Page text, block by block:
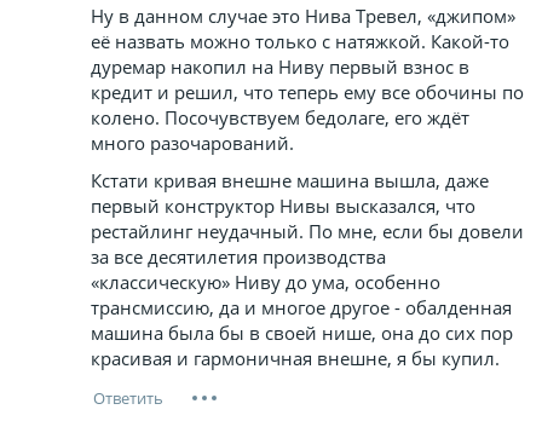
Ну в данном случае это Нива Тревел, «джипом»
её назвать можно только с натяжкой. Какой-то
дуремар накопил на Ниву первый взнос в
кредит и решил, что теперь ему все обочины по
колено. Посочувствуем бедолаге, его ждёт
много разочарований.
Кстати кривая внешне машина вышла, даже
первый конструктор Нивы высказался, что
рестайлинг неудачный. По мне, если бы довели
за все десятилетия производства
«классическую» Ниву до ума, особенно
трансмиссию, да и многое другое - обалденная
машина была бы в своей нише, она до сих пор
красивая и гармоничная внешне, я бы купил.